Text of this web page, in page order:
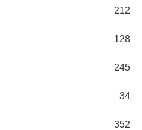
212
128
245
34
352